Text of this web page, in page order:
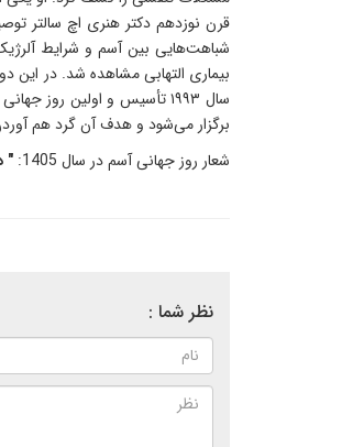
برگزار می‌شود و هدف آن گرد هم آوردن
شعار روز جهانی آسم در سال 1405:
"
نظر شما :